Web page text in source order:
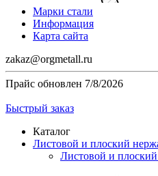
Марки стали
Информация
Карта сайта
zakaz@orgmetall.ru
Прайс обновлен 7/8/2026
Быстрый заказ
Каталог
Листовой и плоский
Листовой и